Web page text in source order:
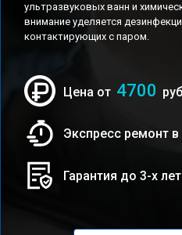
ультразвуковых ванн и
внимание уделяется
контактирующих с паром.
Цена от 4700 руб
Экспресс ремонт
Гарантия до 3-х лет